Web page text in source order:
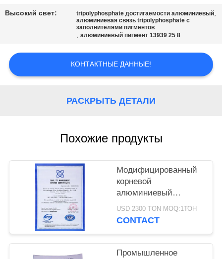
ЗАПРОСИТЕ
КАРТА
САЙТА
Высокий свет: tripolyphosphate достигаемости алюминиевый,
алюминиевая связь tripolyphosphate с
заполнителями пигментов
,алюминиевый пигмент 13939 25 8
КОНТАКТНЫЕ ДАННЫЕ!
РАСКРЫТЬ ДЕТАЛИ
Похожие продукты
Модифицированный
корневой
алюминиевый
триполифосфат CAS
13939-25-8 для
USD 2300 TON MOQ:1ТОН
CONTACT
Промышленное